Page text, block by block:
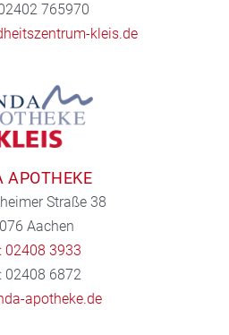
765970
kleis.de
APOTHEKE
Straße 38
Aachen
02408 3933
02408 6872
apotheke.de